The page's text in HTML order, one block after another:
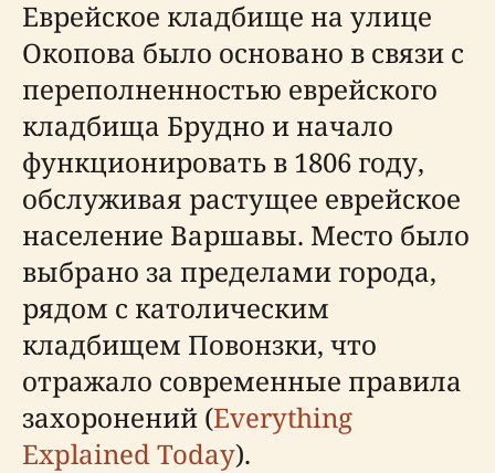
Еврейское кладбище на улице
Окопова было основано в связи с
переполненностью еврейского
кладбища Брудно и начало
функционировать в 1806 году,
обслуживая растущее еврейское
население Варшавы. Место было
выбрано за пределами города,
рядом с католическим
кладбищем Повонзки, что
отражало современные правила
захоронений (Everything
Explained Today).